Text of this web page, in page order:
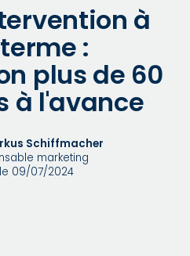
à
:
plus de 60
à l'avance
Schiffmacher
marketing
09/07/2024